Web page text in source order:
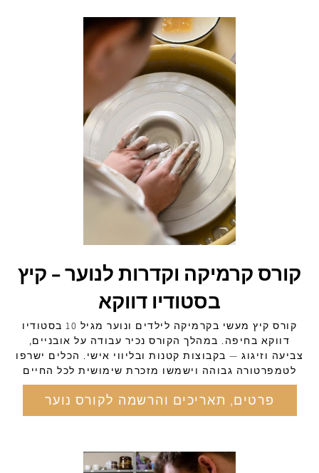
קורס קרמיקה וקדרות לנוער – קיץ
בסטודיו דווקא
קורס קיץ מעשי בקרמיקה לילדים ונוער מגיל 10 בסטודיו
דווקא בחיפה. במהלך הקורס נכיר עבודה על אובניים,
צביעה וזיגוג — בקבוצות קטנות ובליווי אישי. הכלים ישרפו
לטמפרטורה גבוהה וישמשו מזכרת שימושית לכל החיים
פרטים, תאריכים והרשמה לקורס נוער